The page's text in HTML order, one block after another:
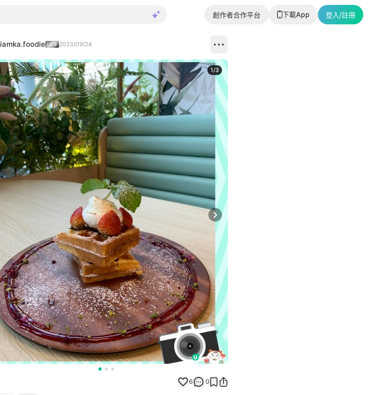
創作者合作平台 下載App 登入/註冊
iamka.foodie 2023/09/24
Next slide
1/3
6 0